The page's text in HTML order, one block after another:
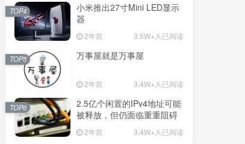
小米推出27寸Mini LED显示
器
2年前 3.5W+人已阅读
TOP4
万事屋就是万事屋
2年前 3.4W+人已阅读
TOP5
2.5亿个闲置的IPv4地址可能
被释放，但仍面临重重阻碍
2年前 3.4W+人已阅读
TOP6